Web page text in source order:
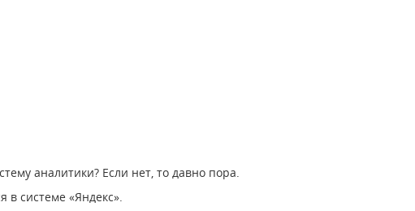
аналитики? Если нет, то давно пора.
в системе «Яндекс».